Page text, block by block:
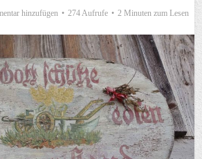
hinzufügen 274 Aufrufe 2 Minuten zum Lesen